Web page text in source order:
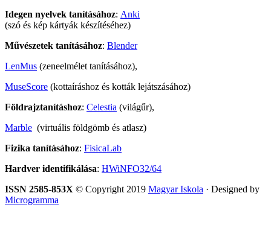
Idegen nyelvek tanításához: Anki
(szó és kép kártyák készítéséhez)
Művészetek tanításához: Blender
LenMus (zeneelmélet tanításához),
MuseScore (kottaíráshoz és kották lejátszásához)
Földrajztanításhoz: Celestia (világűr),
Marble (virtuális földgömb és atlasz)
Fizika tanításához: FisicaLab
Hardver identifikálása: HWiNFO32/64
ISSN 2585-853X © Copyright 2019 Magyar Iskola · Designed by
Microgramma